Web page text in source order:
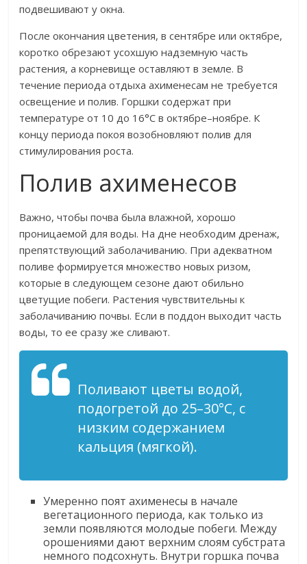
подвешивают у окна.
После окончания цветения, в сентябре или октябре,
коротко обрезают усохшую надземную часть
растения, а корневище оставляют в земле. В
течение периода отдыха ахименесам не требуется
освещение и полив. Горшки содержат при
температуре от 10 до 16°С в октябре–ноябре. К
концу периода покоя возобновляют полив для
стимулирования роста.
Полив ахименесов
Важно, чтобы почва была влажной, хорошо
проницаемой для воды. На дне необходим дренаж,
препятствующий заболачиванию. При адекватном
поливе формируется множество новых ризом,
которые в следующем сезоне дают обильно
цветущие побеги. Растения чувствительны к
заболачиванию почвы. Если в поддон выходит часть
воды, то ее сразу же сливают.
Поливают цветы водой,
подогретой до 25–30°С, с
низким содержанием
кальция (мягкой).
Умеренно поят ахименесы в начале
вегетационного периода, как только из
земли появляются молодые побеги. Между
орошениями дают верхним слоям субстрата
немного подсохнуть. Внутри горшка почва